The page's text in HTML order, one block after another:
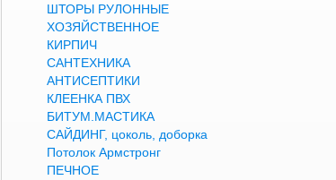
ШТОРЫ РУЛОННЫЕ
ХОЗЯЙСТВЕННОЕ
КИРПИЧ
САНТЕХНИКА
АНТИСЕПТИКИ
КЛЕЕНКА ПВХ
БИТУМ.МАСТИКА
САЙДИНГ, цоколь, доборка
Потолок Армстронг
ПЕЧНОЕ